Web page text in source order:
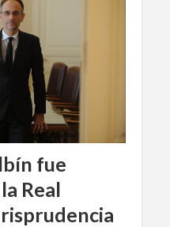
fue
Real